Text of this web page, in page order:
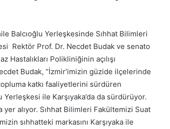
Balcıoğlu Yerleşkesinde Sıhhat Bilimleri
Rektör Prof. Dr. Necdet Budak ve senato
Polikliniğinin açılışı
Budak, “İzmir’imizin güzide ilçelerinde
katkı faaliyetlerini sürdüren
ile Karşıyaka’da da sürdürüyor.
alıyor. Sıhhat Bilimleri Fakültemizi Suat
sıhhatteki markasını Karşıyaka ile